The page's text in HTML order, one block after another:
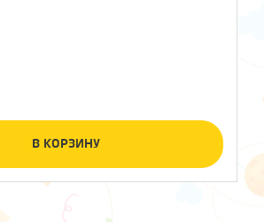
В КОРЗИНУ